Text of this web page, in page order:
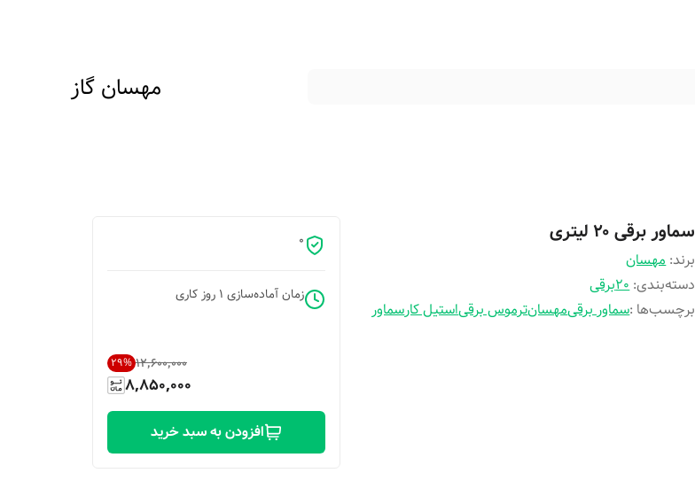
مهسان گاز
سماور برقی ۲۰ لیتری
برند:مهسان
دسته‌بندی:20برقی
برچسب‌ها :سماور برقیمهسانترموس برقیاستیل کارسماور
0
زمان آماده‌سازی 1 روز کاری
۱۲٬۶۰۰٬۰۰۰ 29%
8,850,000
افزودن به سبد خرید